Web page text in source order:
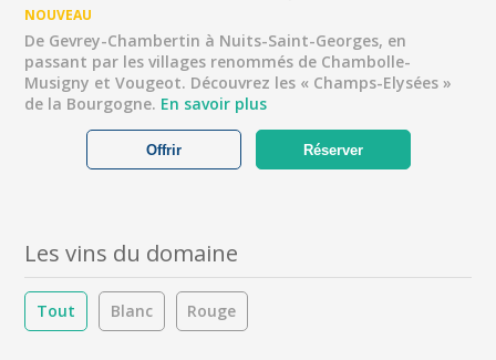
NOUVEAU
De Gevrey-Chambertin à Nuits-Saint-Georges, en
passant par les villages renommés de Chambolle-
Musigny et Vougeot. Découvrez les « Champs-Elysées »
de la Bourgogne. En savoir plus
Réserver
Offrir
Les vins du domaine
Tout Blanc Rouge